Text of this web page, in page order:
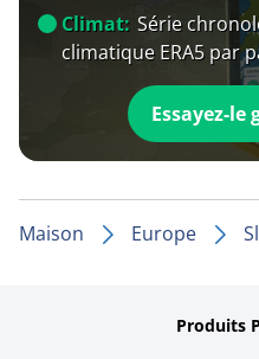
Climat: Série
climatique ERA5 par
Essayez-
Maison Europe
Produits